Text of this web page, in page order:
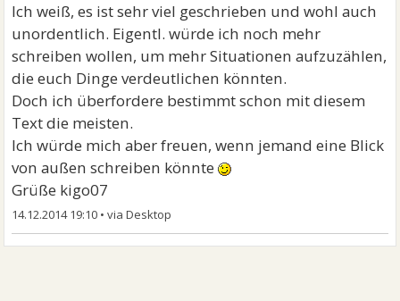
Ich weiß, es ist sehr viel geschrieben und wohl auch
unordentlich. Eigentl. würde ich noch mehr
schreiben wollen, um mehr Situationen aufzuzählen,
die euch Dinge verdeutlichen könnten.
Doch ich überfordere bestimmt schon mit diesem
Text die meisten.
Ich würde mich aber freuen, wenn jemand eine Blick
von außen schreiben könnte
Grüße kigo07
14.12.2014 19:10 •